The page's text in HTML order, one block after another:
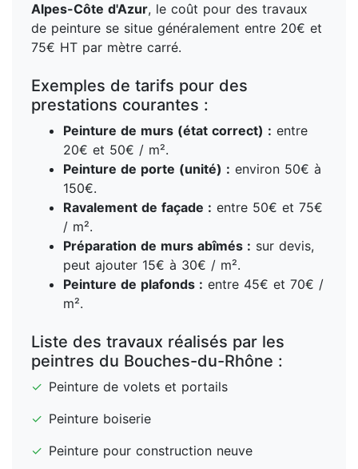
Alpes-Côte d'Azur, le coût pour des travaux
de peinture se situe généralement entre 20€ et
75€ HT par mètre carré.
Exemples de tarifs pour des
prestations courantes :
Peinture de murs (état correct) : entre
20€ et 50€ / m².
Peinture de porte (unité) : environ 50€ à
150€.
Ravalement de façade : entre 50€ et 75€
/ m².
Préparation de murs abîmés : sur devis,
peut ajouter 15€ à 30€ / m².
Peinture de plafonds : entre 45€ et 70€ /
m².
Liste des travaux réalisés par les
peintres du Bouches-du-Rhône :
✓ Peinture de volets et portails
✓ Peinture boiserie
✓ Peinture pour construction neuve